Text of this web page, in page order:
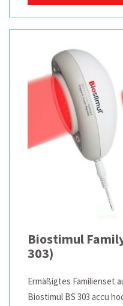
Biostimul
303)
Ermäßigtes Familienset
Biostimul BS 303 accu